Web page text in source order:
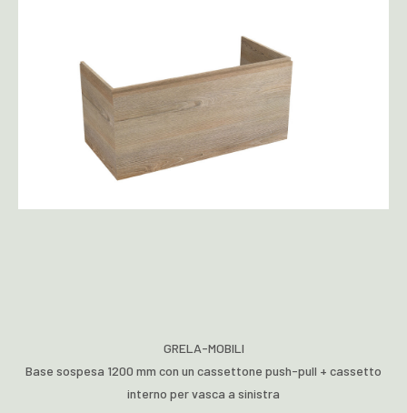
GRELA-MOBILI
Base sospesa 1200 mm con un cassettone push-pull + cassetto
interno per vasca a sinistra